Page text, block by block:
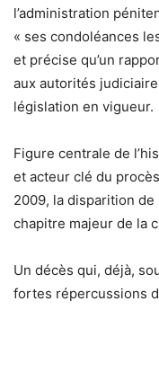
l’administration
« ses condoléances
et précise qu’un
aux autorités
législation en vigueur.
Figure centrale de
et acteur clé du
2009, la disparition de
chapitre majeur de la
Un décès qui, déjà,
fortes répercussions